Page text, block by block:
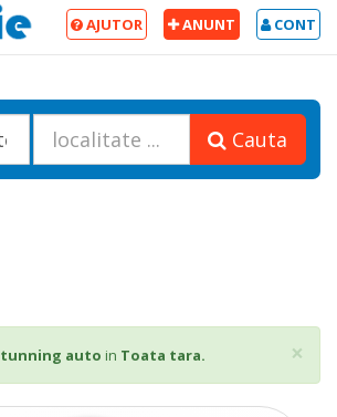
CONT
ANUNT
AJUTOR
Cauta
×
tunning auto in Toata tara.